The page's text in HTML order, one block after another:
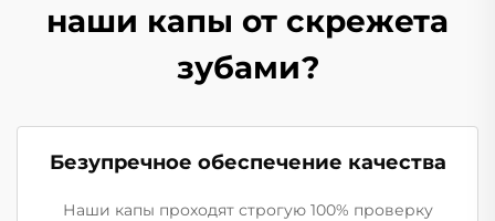
наши капы от скрежета
зубами?
Безупречное обеспечение качества
Наши капы проходят строгую 100% проверку